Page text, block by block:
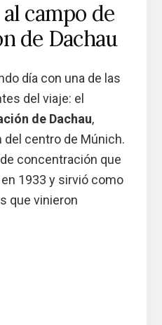
campo de
de Dachau
día con una de las
del viaje: el
de Dachau,
del centro de Múnich.
concentración que
1933 y sirvió como
que vinieron